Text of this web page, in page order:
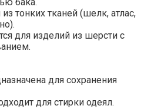
тонких тканей (шелк, атлас,
для изделий из шерсти с
для сохранения
для стирки одеял.